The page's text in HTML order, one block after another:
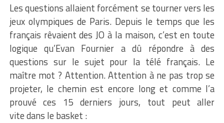
Les questions allaient forcément se tourner vers les
jeux olympiques de Paris. Depuis le temps que les
français rêvaient des JO à la maison, c’est en toute
logique qu’Evan Fournier a dû répondre à des
questions sur le sujet pour la télé français. Le
maître mot ? Attention. Attention à ne pas trop se
projeter, le chemin est encore long et comme l’a
prouvé ces 15 derniers jours, tout peut aller
vite dans le basket :